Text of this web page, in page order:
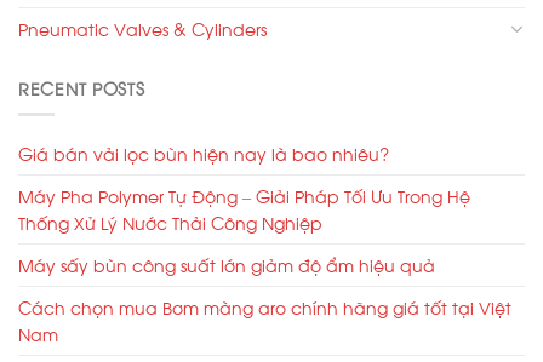
Pneumatic Valves & Cylinders
RECENT POSTS
Giá bán vải lọc bùn hiện nay là bao nhiêu?
Máy Pha Polymer Tự Động – Giải Pháp Tối Ưu Trong Hệ
Thống Xử Lý Nước Thải Công Nghiệp
Máy sấy bùn công suất lớn giảm độ ẩm hiệu quả
Cách chọn mua Bơm màng aro chính hãng giá tốt tại Việt
Nam